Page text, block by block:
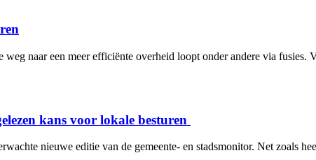
naar een meer efficiënte overheid loopt onder andere via fusies.
kans voor lokale besturen
nieuwe editie van de gemeente- en stadsmonitor. Net zoals